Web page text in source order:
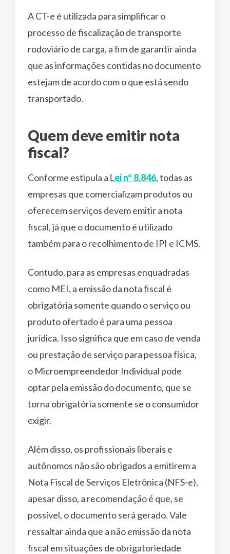
A CT-e é utilizada para simplificar o
processo de fiscalização de transporte
rodoviário de carga, a fim de garantir ainda
que as informações contidas no documento
estejam de acordo com o que está sendo
transportado.
Quem deve emitir nota
fiscal?
Conforme estipula a Lei nº 8.846, todas as
empresas que comercializam produtos ou
oferecem serviços devem emitir a nota
fiscal, já que o documento é utilizado
também para o recolhimento de IPI e ICMS.
Contudo, para as empresas enquadradas
como MEI, a emissão da nota fiscal é
obrigatória somente quando o serviço ou
produto ofertado é para uma pessoa
jurídica. Isso significa que em caso de venda
ou prestação de serviço para pessoa física,
o Microempreendedor Individual pode
optar pela emissão do documento, que se
torna obrigatória somente se o consumidor
exigir.
Além disso, os profissionais liberais e
autônomos não são obrigados a emitirem a
Nota Fiscal de Serviços Eletrônica (NFS-e),
apesar disso, a recomendação é que, se
possível, o documento será gerado. Vale
ressaltar ainda que a não emissão da nota
fiscal em situações de obrigatoriedade